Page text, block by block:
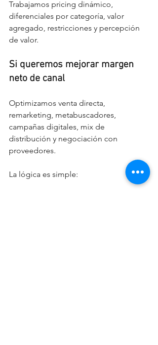
Trabajamos pricing dinámico,
diferenciales por categoría, valor
agregado, restricciones y percepción
de valor.
Si queremos mejorar margen
neto de canal
Optimizamos venta directa,
remarketing, metabuscadores,
campañas digitales, mix de
distribución y negociación con
proveedores.
La lógica es simple: